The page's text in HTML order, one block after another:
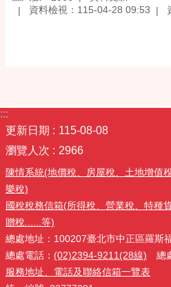
資料檢視：115-04-28 09:53
:::
更新日期
115-08-08
瀏覽人次
2966
陳情系統(地價稅、房屋稅、土地增值
樂稅)
國稅稅務信箱(所得稅、營業稅、特種
贈稅......等)
總處地址：100207臺北市中正區羅斯
總處電話： (02)2394-9211(28線) 總
服務地址、電話及聯絡信箱一覽表